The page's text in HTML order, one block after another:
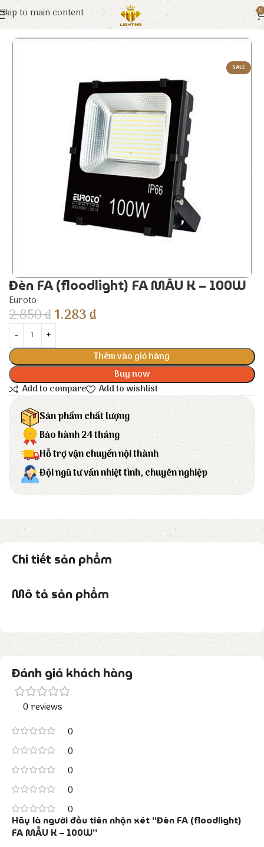
Skip to main content 0
Trang chủ Euroto Đèn LED
SALE
Đèn FA (floodlight) FA MẪU K – 100W
Euroto
2.850₫1.283₫
Thêm vào giỏ hàng
Buy now
Add to compare
Add to wishlist
Sản phẩm chất lượng
Bảo hành 24 tháng
Hỗ trợ vận chuyển nội thành
Đội ngũ tư vấn nhiệt tình, chuyên nghiệp
Chi tiết sản phẩm
Mô tả sản phẩm
Đánh giá khách hàng
0 reviews
0
0
0
0
0
Hãy là người đầu tiên nhận xét “Đèn FA (floodlight)
FA MẪU K – 100W”